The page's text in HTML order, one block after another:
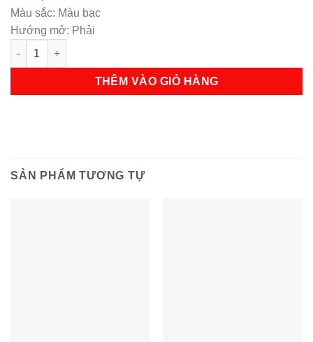
Màu sắc: Màu bạc
Hướng mở: Phải
Bản lề KIN LONG ZMHY175-R số lượng
THÊM VÀO GIỎ HÀNG
SẢN PHẨM TƯƠNG TỰ